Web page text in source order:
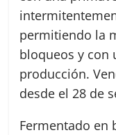
permitiendo la
bloqueos y con
producción.
desde el 28 de
Fermentado en